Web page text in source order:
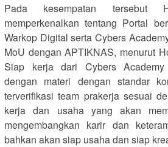
Pada kesempatan tersebut
memperkenalkan tentang Portal
Warkop Digital serta Cybers
MoU dengan APTIKNAS, menurut
Siap kerja dari Cybers Academy
dengan materi dengan standar
terverifikasi team prakerja sesuai
kerja dan usaha yang akan
mengembangkan karir dan
bahkan akan siap usaha dan siap